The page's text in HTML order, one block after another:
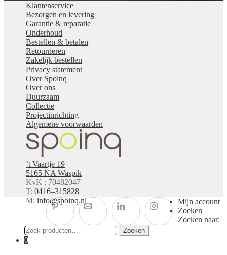
Klantenservice
Bezorgen en levering
Garantie & reparatie
Onderhoud
Bestellen & betalen
Retourneren
Zakelijk bestellen
Privacy statement
Over Spoinq
Over ons
Duurzaam
Collectie
Projectinrichting
Algemene voorwaarden
’t Vaartje 19
5165 NA Waspik
KvK : 70482047
T:0416–315828
M:info@spoinq.nl
Mijn account
Zoeken
Zoeken naar:
Zoeken
0